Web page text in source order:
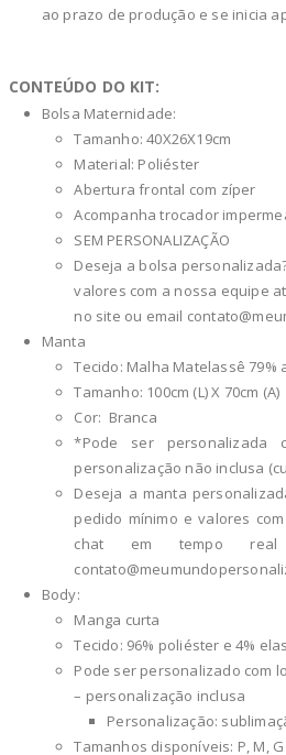
ao prazo de produção e se inicia
CONTEÚDO DO KIT:
Bolsa Maternidade:
Tamanho: 40X26X19cm
Material: Poliéster
Abertura frontal com zíper
Acompanha trocador
SEM PERSONALIZAÇÃO
Deseja a bolsa
valores com a nossa equipe
no site ou email
Manta
Tecido: Malha Matelassê 79%
Tamanho: 100cm (L) X 70cm (A)
Cor: Branca
*Pode ser
personalização não inclusa
Deseja a manta
pedido mínimo e valores
chat em tempo
Body:
Manga curta
Tecido: 96% poliéster e 4%
Pode ser personalizado com
– personalização inclusa
Personalização:
Tamanhos disponíveis: P, M, G